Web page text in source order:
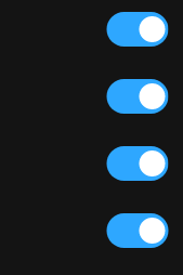
on myös
polyamidia ja
ja pysyy
Suomessa